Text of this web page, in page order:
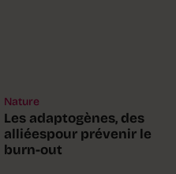
Nature
Les adaptogènes, des
alliéespour prévenir le
burn-out